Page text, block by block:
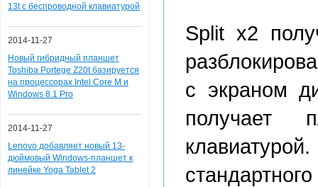
13t с беспроводной клавиатурой
2014-11-27
Новый гибридный планшет
Toshiba Portege Z20t базируется
на процессорах Intel Core M и
Windows 8.1 Pro
2014-11-27
Lenovo добавляет новый 13-
дюймовый Windows-планшет к
линейке Yoga Tablet 2
Split x2
с экраном
получает